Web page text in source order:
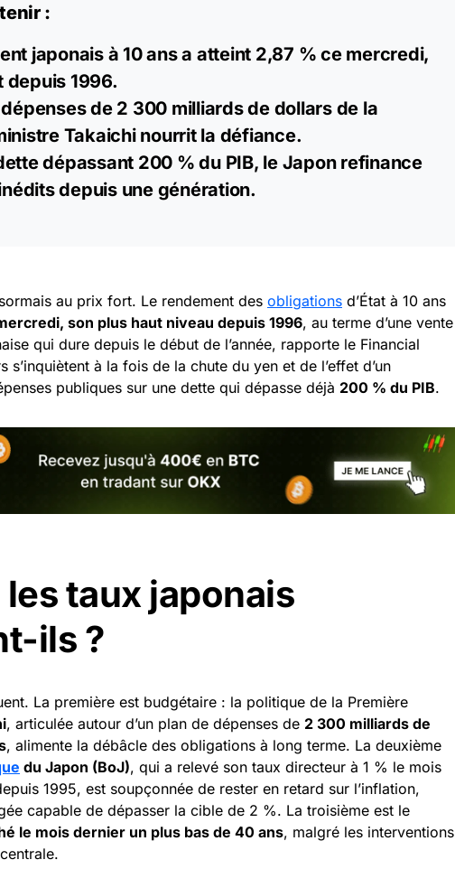
:
japonais à 10 ans a atteint 2,87 % ce mercredi,
depuis 1996.
de 2 300 milliards de dollars de la
Takaichi nourrit la défiance.
dépassant 200 % du PIB, le Japon refinance
depuis une génération.
au prix fort. Le rendement des obligations d’État à 10 ans
son plus haut niveau depuis 1996, au terme d’une vente
qui dure depuis le début de l’année, rapporte le Financial
s’inquiètent à la fois de la chute du yen et de l’effet d’un
publiques sur une dette qui dépasse déjà 200 % du PIB.
taux japonais
ils ?
La première est budgétaire : la politique de la Première
, articulée autour d’un plan de dépenses de 2 300 milliards de
, alimente la débâcle des obligations à long terme. La deuxième
du Japon (BoJ), qui a relevé son taux directeur à 1 % le mois
1995, est soupçonnée de rester en retard sur l’inflation,
capable de dépasser la cible de 2 %. La troisième est le
le mois dernier un plus bas de 40 ans, malgré les interventions